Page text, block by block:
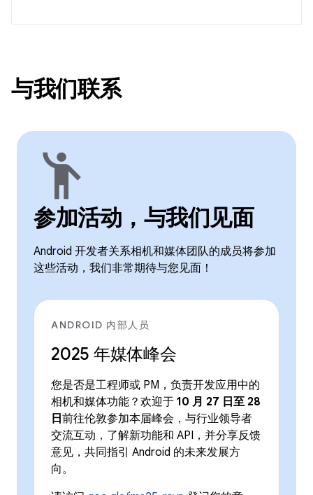
与我们联系
emoji_people
参加活动，与我们见面
Android 开发者关系相机和媒体团队的成员将参加
这些活动，我们非常期待与您见面！
ANDROID 内部人员
2025 年媒体峰会
您是否是工程师或 PM，负责开发应用中的
相机和媒体功能？欢迎于 10 月 27 日至 28
日前往伦敦参加本届峰会，与行业领导者
交流互动，了解新功能和 API，并分享反馈
意见，共同指引 Android 的未来发展方
向。